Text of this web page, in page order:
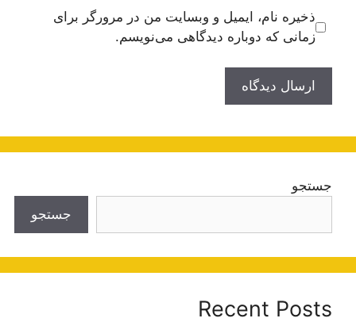
ذخیره نام، ایمیل و وبسایت من در مرورگر برای
زمانی که دوباره دیدگاهی می‌نویسم.
جستجو
جستجو
Recent Posts